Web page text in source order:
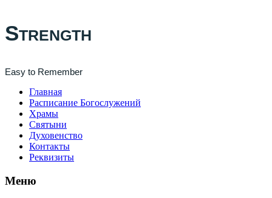
Strength
Easy to Remember
Главная
Расписание Богослужений
Храмы
Святыни
Духовенство
Контакты
Реквизиты
Меню